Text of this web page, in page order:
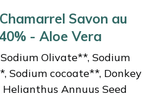
Savon au
- Aloe Vera
Olivate**, Sodium
Sodium cocoate**, Donkey
Annuus Seed